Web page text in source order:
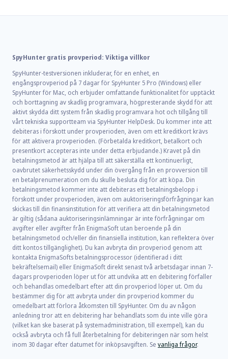
SpyHunter gratis provperiod: Viktiga villkor
SpyHunter-testversionen inkluderar, för en enhet, en
engångsprovperiod på 7 dagar för SpyHunter 5 Pro (Windows) eller
SpyHunter för Mac, och erbjuder omfattande funktionalitet för upptäckt
och borttagning av skadlig programvara, högpresterande skydd för att
aktivt skydda ditt system från skadlig programvara hot och tillgång till
vårt tekniska supportteam via SpyHunter HelpDesk. Du kommer inte att
debiteras i förskott under provperioden, även om ett kreditkort krävs
för att aktivera provperioden. (Förbetalda kreditkort, betalkort och
presentkort accepteras inte under detta erbjudande.) Kravet på din
betalningsmetod är att hjälpa till att säkerställa ett kontinuerligt,
oavbrutet säkerhetsskydd under din övergång från en provversion till
en betalprenumeration om du skulle besluta dig för att köpa. Din
betalningsmetod kommer inte att debiteras ett betalningsbelopp i
förskott under provperioden, även om auktoriseringsförfrågningar kan
skickas till din finansinstitution för att verifiera att din betalningsmetod
är giltig (sådana auktoriseringsinlämningar är inte förfrågningar om
avgifter eller avgifter från EnigmaSoft utan beroende på din
betalningsmetod och/eller din finansiella institution, kan reflektera över
ditt kontos tillgänglighet). Du kan avbryta din provperiod genom att
kontakta EnigmaSofts betalningsprocessor (identifierad i ditt
bekräftelsemail) eller EnigmaSoft direkt senast två arbetsdagar innan 7-
dagars provperioden löper ut för att undvika att en debitering förfaller
och behandlas omedelbart efter att din provperiod löper ut. Om du
bestämmer dig för att avbryta under din provperiod kommer du
omedelbart att förlora åtkomsten till SpyHunter. Om du av någon
anledning tror att en debitering har behandlats som du inte ville göra
(vilket kan ske baserat på systemadministration, till exempel), kan du
också avbryta och få full återbetalning för debiteringen när som helst
inom 30 dagar efter datumet för inköpsavgiften. Se vanliga frågor.